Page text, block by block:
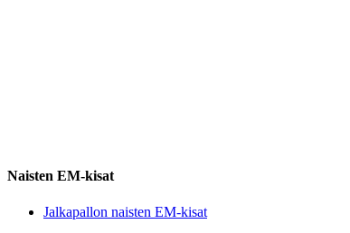
Naisten EM-kisat
Jalkapallon naisten EM-kisat